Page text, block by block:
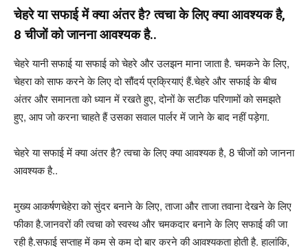
चेहरे या सफाई में क्या अंतर है? त्वचा के लिए क्या आवश्यक है,
8 चीजों को जानना आवश्यक है..
चेहरे यानी सफाई या सफाई को चेहरे और उलझन माना जाता है. चमकने के लिए,
चेहरा को साफ करने के लिए दो सौंदर्य प्रक्रियाएं हैं.चेहरे और सफाई के बीच
अंतर और समानता को ध्यान में रखते हुए, दोनों के सटीक परिणामों को समझते
हुए, आप जो करना चाहते हैं उसका सवाल पार्लर में जाने के बाद नहीं पड़ेगा.
चेहरे या सफाई में क्या अंतर है? त्वचा के लिए क्या आवश्यक है, 8 चीजों को जानना
आवश्यक है..
मुख्य आकर्षणचेहेरा को सुंदर बनाने के लिए, ताजा और ताजा तवाना देखने के लिए
फीका है.जानवरों की त्वचा को स्वस्थ और चमकदार बनाने के लिए सफाई की जा
रही है.सफाई सप्ताह में कम से कम दो बार करने की आवश्यकता होती है. हालांकि,